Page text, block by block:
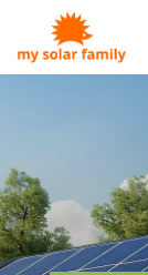
Salta al contenuto